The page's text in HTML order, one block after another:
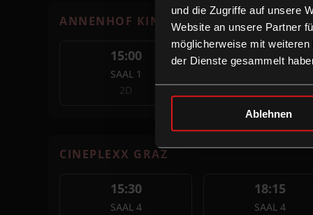
und die Zugriffe auf unsere
Website an unsere Partner
möglicherweise mit
der Dienste gesammelt
Ablehnen
ANNENHOF KINO
15:00
SAAL 1
2D
17:30
CINEPLEXX GRAZ
15:30
SAAL 4
18:15
SAAL 4